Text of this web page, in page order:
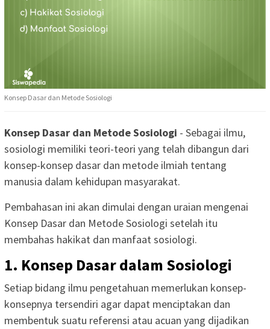
Konsep Dasar dan Metode Sosiologi
Konsep Dasar dan Metode Sosiologi - Sebagai ilmu,
sosiologi memiliki teori-teori yang telah dibangun dari
konsep-konsep dasar dan metode ilmiah tentang
manusia dalam kehidupan masyarakat.
Pembahasan ini akan dimulai dengan uraian mengenai
Konsep Dasar dan Metode Sosiologi setelah itu
membahas hakikat dan manfaat sosiologi.
1. Konsep Dasar dalam Sosiologi
Setiap bidang ilmu pengetahuan memerlukan konsep-
konsepnya tersendiri agar dapat menciptakan dan
membentuk suatu referensi atau acuan yang dijadikan